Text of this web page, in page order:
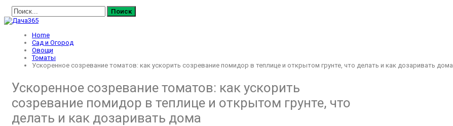
Home
Сад и Огород
Овощи
Томаты
Ускоренное созревание томатов: как ускорить созревание помидор в теплице и открытом грунте, что делать и как дозаривать дома
Ускоренное созревание томатов: как ускорить
созревание помидор в теплице и открытом грунте, что
делать и как дозаривать дома